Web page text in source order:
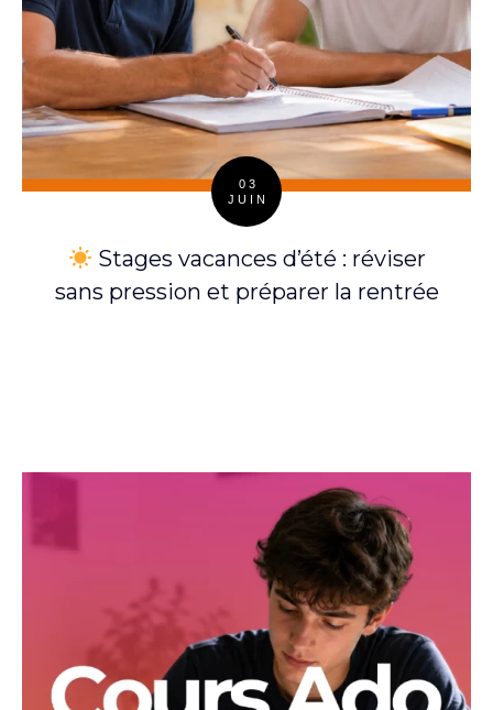
03
JUIN
Stages vacances d’été : réviser
sans pression et préparer la rentrée